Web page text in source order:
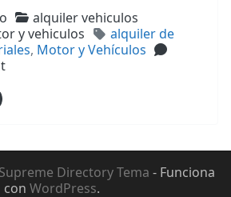
Categories
alquiler vehiculos
y vehiculos Tags
alquiler de
, Motor y Vehículos
Supreme Directory Tema - Funciona
con WordPress.